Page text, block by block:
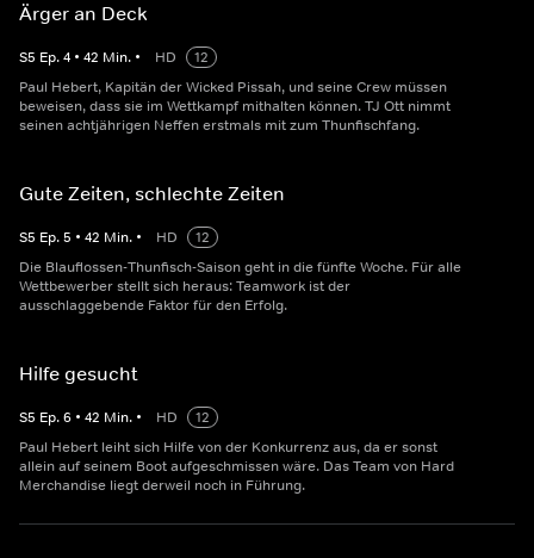
Ärger an Deck
S5 Ep.4 • 42 Min. • HD
12
Paul Hebert, Kapitän der Wicked Pissah, und seine Crew müssen
beweisen, dass sie im Wettkampf mithalten können. TJ Ott nimmt
seinen achtjährigen Neffen erstmals mit zum Thunfischfang.
Gute Zeiten, schlechte Zeiten
S5 Ep.5 • 42 Min. • HD
12
Die Blauflossen-Thunfisch-Saison geht in die fünfte Woche. Für alle
Wettbewerber stellt sich heraus: Teamwork ist der
ausschlaggebende Faktor für den Erfolg.
Hilfe gesucht
S5 Ep.6 • 42 Min. • HD
12
Paul Hebert leiht sich Hilfe von der Konkurrenz aus, da er sonst
allein auf seinem Boot aufgeschmissen wäre. Das Team von Hard
Merchandise liegt derweil noch in Führung.